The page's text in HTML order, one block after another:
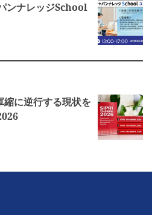
ンナレッジSchool
に逆行する現状を